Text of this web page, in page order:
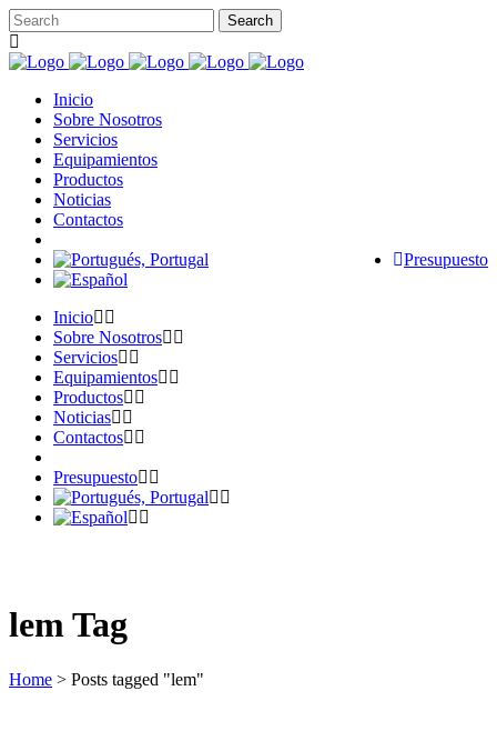
Inicio
Sobre Nosotros
Servicios
Equipamientos
Productos
Noticias
Contactos
Presupuesto
Inicio
Sobre Nosotros
Servicios
Equipamientos
Productos
Noticias
Contactos
Presupuesto
lem Tag
Home > Posts tagged "lem"